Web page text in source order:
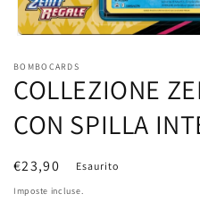
multimediali
1
in
modale
BOMBOCARDS
COLLEZIONE
CON SPILLA
Prezzo
di
€23,90 Esaurito
Imposte incluse.